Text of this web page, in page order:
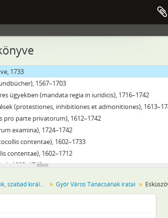
1726–1783
iratok, 1610–1704
privata), 1604–1742
1733
1567–1703
ügyekben (mandata regia in iuridicis), 1716–1742
(protestiones, inhibitiones et admonitiones),
pro parte privatorum), 1612–1742
examina), 1724–1742
contentae), 1602–1733
contentae), 1602–1712
1603–1742
1711–1746
1629–1745
Megyei törvényhatóságok, szabad királyi városok és törvényhatósági jogú városok Győr Város Tanácsának iratai